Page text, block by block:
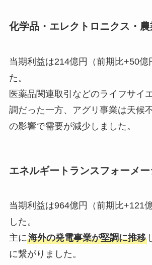
化学品・エレクトロニクス・農
当期利益は214億円（前期比+50億
た。
医薬品関連取引などのライフサイ
調だった一方、アグリ事業は天候
の影響で需要が減少しました。
エネルギートランスフォーメ
当期利益は964億円（前期比+121
した。
主に海外の発電事業が堅調に推移
に繋がりました。